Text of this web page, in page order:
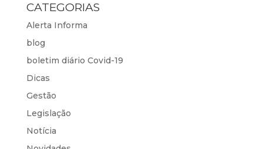
CATEGORIAS
Alerta Informa
blog
boletim diário Covid-19
Dicas
Gestão
Legislação
Notícia